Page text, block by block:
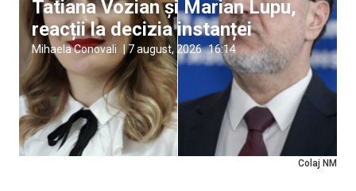
Colaj NM
Tatiana Vozian și Marian Lupu,
reacții la decizia instanței
Mihaela Conovali |7 august, 2026 16:14